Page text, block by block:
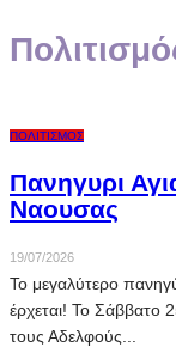
ΠΟΛΙΤΙΣΜΌΣ
Πανηγυρι
Ναουσας
19/07/2026
Το μεγαλύτερο
έρχεται! Το Σάββατο
τους Αδελφούς...